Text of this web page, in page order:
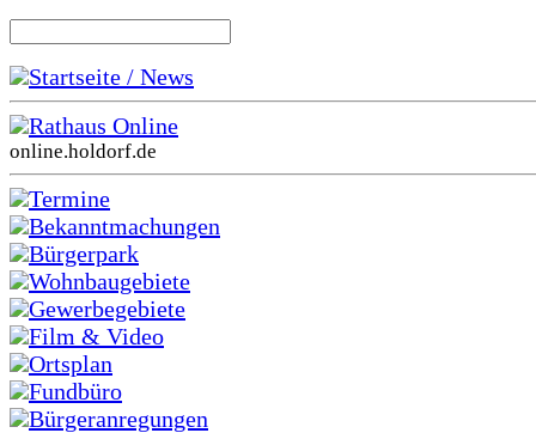
Startseite / News
Rathaus Online
online.holdorf.de
Termine
Bekanntmachungen
Bürgerpark
Wohnbaugebiete
Gewerbegebiete
Film & Video
Ortsplan
Fundbüro
Bürgeranregungen